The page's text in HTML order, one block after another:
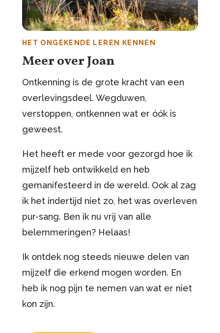
HET ONGEKENDE LEREN KENNEN
Meer over Joan
Ontkenning is de grote kracht van een
overlevingsdeel. Wegduwen,
verstoppen, ontkennen wat er óók is
geweest.
Het heeft er mede voor gezorgd hoe ik
mijzelf heb ontwikkeld en heb
gemanifesteerd in de wereld. Ook al zag
ik het indertijd niet zo, het was overleven
pur-sang. Ben ik nu vrij van alle
belemmeringen? Helaas!
Ik ontdek nog steeds nieuwe delen van
mijzelf die erkend mogen worden. En
heb ik nog pijn te nemen van wat er niet
kon zijn.